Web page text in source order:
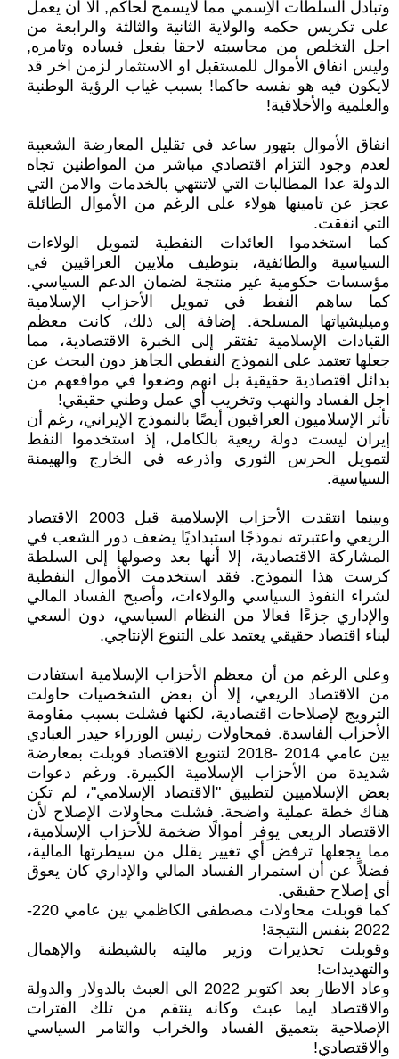
وتبادل السلطات الاِسمي مما لايسمح لحاكم, الا ان يعمل
على تكريس حكمه والولاية الثانية والثالثة والرابعة من
اجل التخلص من محاسبته لاحقا بفعل فساده وتامره,
وليس انفاق الأموال للمستقبل او الاستثمار لزمن اخر قد
لايكون فيه هو نفسه حاكما! بسبب غياب الرؤية الوطنية
والعلمية والأخلاقية!
انفاق الأموال بتهور ساعد في تقليل المعارضة الشعبية
لعدم وجود التزام اقتصادي مباشر من المواطنين تجاه
الدولة عدا المطالبات التي لاتنتهي بالخدمات والامن التي
عجز عن تامينها هولاء على الرغم من الأموال الطائلة
التي انفقت.
كما استخدموا العائدات النفطية لتمويل الولاءات
السياسية والطائفية، بتوظيف ملايين العراقيين في
مؤسسات حكومية غير منتجة لضمان الدعم السياسي.
كما ساهم النفط في تمويل الأحزاب الإسلامية
وميليشياتها المسلحة. إضافة إلى ذلك، كانت معظم
القيادات الإسلامية تفتقر إلى الخبرة الاقتصادية، مما
جعلها تعتمد على النموذج النفطي الجاهز دون البحث عن
بدائل اقتصادية حقيقية بل انهم وضعوا في مواقعهم من
اجل الفساد والنهب وتخريب أي عمل وطني حقيقي!
تأثر الإسلاميون العراقيون أيضًا بالنموذج الإيراني، رغم أن
إيران ليست دولة ريعية بالكامل، إذ استخدموا النفط
لتمويل الحرس الثوري واذرعه في الخارج والهيمنة
السياسية.
وبينما انتقدت الأحزاب الإسلامية قبل 2003 الاقتصاد
الريعي واعتبرته نموذجًا استبداديًا يضعف دور الشعب في
المشاركة الاقتصادية، إلا أنها بعد وصولها إلى السلطة
كرست هذا النموذج. فقد استخدمت الأموال النفطية
لشراء النفوذ السياسي والولاءات، وأصبح الفساد المالي
والإداري جزءًا فعالا من النظام السياسي، دون السعي
لبناء اقتصاد حقيقي يعتمد على التنوع الإنتاجي.
وعلى الرغم من أن معظم الأحزاب الإسلامية استفادت
من الاقتصاد الريعي، إلا أن بعض الشخصيات حاولت
الترويج لإصلاحات اقتصادية، لكنها فشلت بسبب مقاومة
الأحزاب الفاسدة. فمحاولات رئيس الوزراء حيدر العبادي
بين عامي 2014 -2018 لتنويع الاقتصاد قوبلت بمعارضة
شديدة من الأحزاب الإسلامية الكبيرة. ورغم دعوات
بعض الإسلاميين لتطبيق "الاقتصاد الإسلامي"، لم تكن
هناك خطة عملية واضحة. فشلت محاولات الإصلاح لأن
الاقتصاد الريعي يوفر أموالًا ضخمة للأحزاب الإسلامية،
مما يجعلها ترفض أي تغيير يقلل من سيطرتها المالية،
فضلاً عن أن استمرار الفساد المالي والإداري كان يعوق
أي إصلاح حقيقي.
كما قوبلت محاولات مصطفى الكاظمي بين عامي 220-
2022 بنفس النتيجة!
وقوبلت تحذيرات وزير ماليته بالشيطنة والإهمال
والتهديدات!
وعاد الاطار بعد اكتوبر 2022 الى العبث بالدولار والدولة
والاقتصاد ايما عبث وكانه ينتقم من تلك الفترات
الإصلاحية بتعميق الفساد والخراب والتامر السياسي
والاقتصادي!